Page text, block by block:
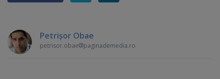
Petrişor Obae
petrisor.obae paginademedia.ro